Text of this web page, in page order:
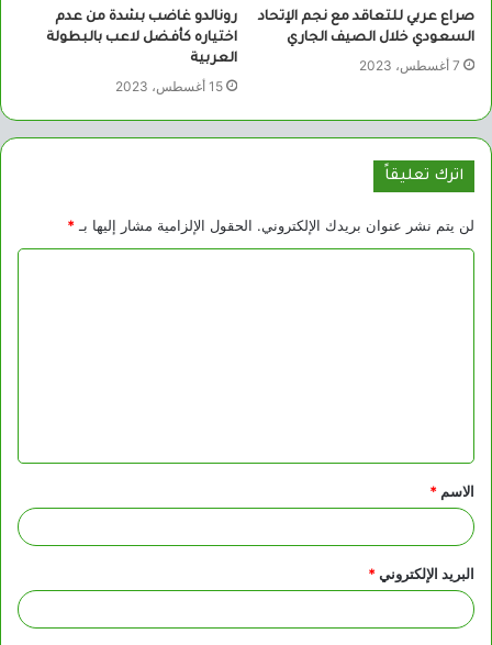
صراع عربي للتعاقد مع نجم الإتحاد
السعودي خلال الصيف الجاري
7 أغسطس، 2023
رونالدو غاضب بشدة من عدم
اختياره كأفضل لاعب بالبطولة
العربية
15 أغسطس، 2023
اترك تعليقاً
لن يتم نشر عنوان بريدك الإلكتروني. الحقول الإلزامية مشار إليها بـ*
ق
*
الاسم *
البريد الإلكتروني*